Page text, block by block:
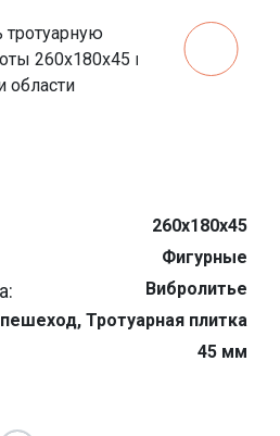
260х180х45
Фигурные
Вибролитье
Тротуарная плитка
45 мм